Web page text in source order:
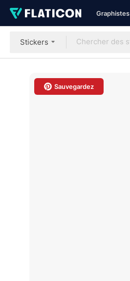
Graphistes
Stickers
Sauvegardez